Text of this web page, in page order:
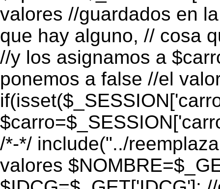
valores //guardados en
que hay alguno, // cosa
//y los asignamos a
ponemos a false //el
/*-*/ include("../
valores